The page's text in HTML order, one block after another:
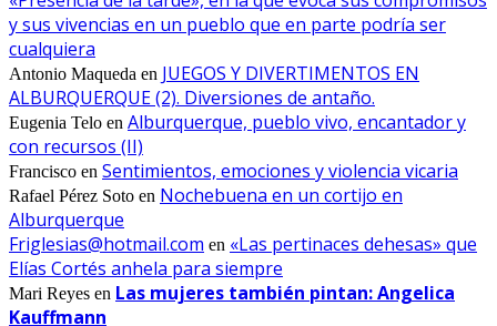
y sus vivencias en un pueblo que en parte podría ser
cualquiera
Antonio Maqueda en JUEGOS Y DIVERTIMENTOS EN
ALBURQUERQUE (2). Diversiones de antaño.
Eugenia Telo en Alburquerque, pueblo vivo, encantador y
con recursos (II)
Francisco en Sentimientos, emociones y violencia vicaria
Rafael Pérez Soto en Nochebuena en un cortijo en
Alburquerque
Friglesias@hotmail.com en «Las pertinaces dehesas» que
Elías Cortés anhela para siempre
Mari Reyes en Las mujeres también pintan: Angelica
Kauffmann